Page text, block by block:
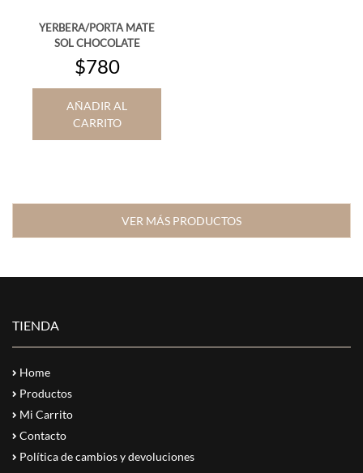
YERBERA/PORTA MATE
SOL CHOCOLATE
$780
AÑADIR AL
CARRITO
VER MÁS PRODUCTOS
TIENDA
Home
Productos
Mi Carrito
Contacto
Política de cambios y devoluciones